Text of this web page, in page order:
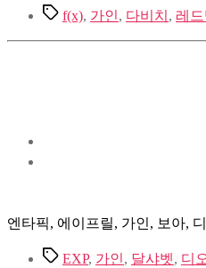
Tagsf(x), 가인, 다비치 , 레
엔타픽, 에이프릴, 가인, 보아,
TagsEXP, 가인, 달샤벳, 디